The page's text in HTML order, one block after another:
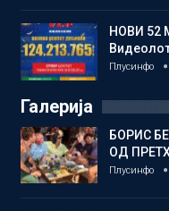
НОВИ 52
Плусинфо
Галерија
БОРИС
ОД
Плусинфо